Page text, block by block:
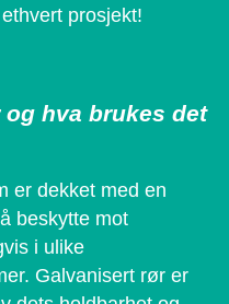
prosjekt!
hva brukes det
er dekket med en
beskytte mot
i ulike
Galvanisert rør er